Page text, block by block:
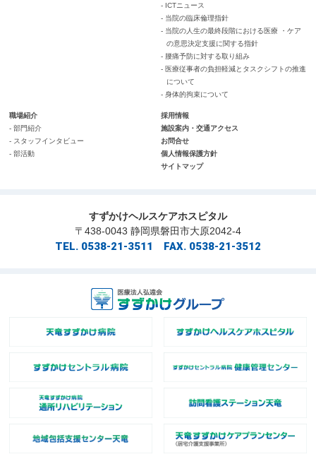
- ICTニュース
- 当院の臨床倫理指針
- 当院の人生の最終段階における医療 ・ケア
の意思決定支援に関する指針
- 腰痛予防に対する取り組み
- 医療従事者の負担軽減とタスクシフトの推進
について
- 身体的拘束について
職場紹介
- 部門紹介
- スタッフインタビュー
- 部活動
採用情報
施設案内・交通アクセス
お問合せ
個人情報保護方針
サイトマップ
すずかけヘルスケアホスピタル
〒438-0043 静岡県磐田市大原2042-4
TEL. 0538-21-3511 FAX. 0538-21-3512